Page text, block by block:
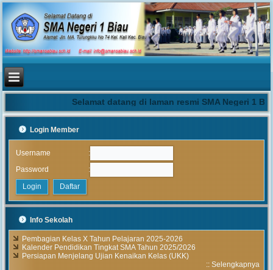
Selamat datang di laman resmi SMA Negeri 1
Login Member
Username
:
Password
:
Info Sekolah
Pembagian Kelas X Tahun Pelajaran 2025-2026
Kalender Pendidikan Tingkat SMA Tahun 2025/2026
Persiapan Menjelang Ujian Kenaikan Kelas (UKK)
:: Selengkapnya